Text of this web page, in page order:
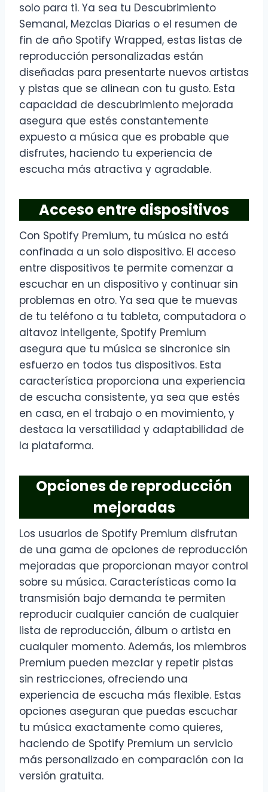
solo para ti. Ya sea tu Descubrimiento
Semanal, Mezclas Diarias o el resumen de
fin de año Spotify Wrapped, estas listas de
reproducción personalizadas están
diseñadas para presentarte nuevos artistas
y pistas que se alinean con tu gusto. Esta
capacidad de descubrimiento mejorada
asegura que estés constantemente
expuesto a música que es probable que
disfrutes, haciendo tu experiencia de
escucha más atractiva y agradable.
Acceso entre dispositivos
Con Spotify Premium, tu música no está
confinada a un solo dispositivo. El acceso
entre dispositivos te permite comenzar a
escuchar en un dispositivo y continuar sin
problemas en otro. Ya sea que te muevas
de tu teléfono a tu tableta, computadora o
altavoz inteligente, Spotify Premium
asegura que tu música se sincronice sin
esfuerzo en todos tus dispositivos. Esta
característica proporciona una experiencia
de escucha consistente, ya sea que estés
en casa, en el trabajo o en movimiento, y
destaca la versatilidad y adaptabilidad de
la plataforma.
Opciones de reproducción
mejoradas
Los usuarios de Spotify Premium disfrutan
de una gama de opciones de reproducción
mejoradas que proporcionan mayor control
sobre su música. Características como la
transmisión bajo demanda te permiten
reproducir cualquier canción de cualquier
lista de reproducción, álbum o artista en
cualquier momento. Además, los miembros
Premium pueden mezclar y repetir pistas
sin restricciones, ofreciendo una
experiencia de escucha más flexible. Estas
opciones aseguran que puedas escuchar
tu música exactamente como quieres,
haciendo de Spotify Premium un servicio
más personalizado en comparación con la
versión gratuita.